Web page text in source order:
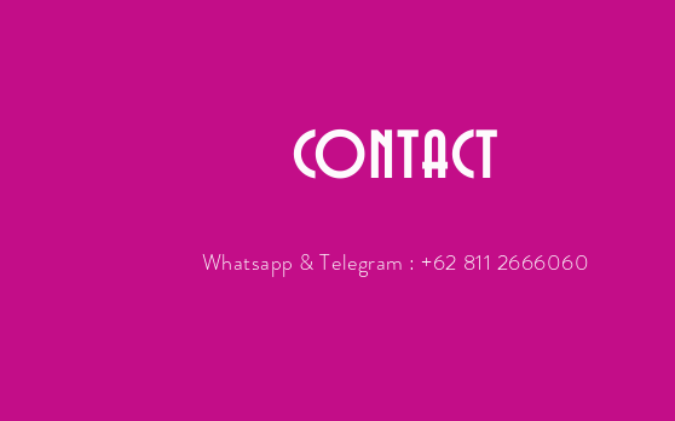
CONTACT
Whatsapp & Telegram : +62 811 2666060